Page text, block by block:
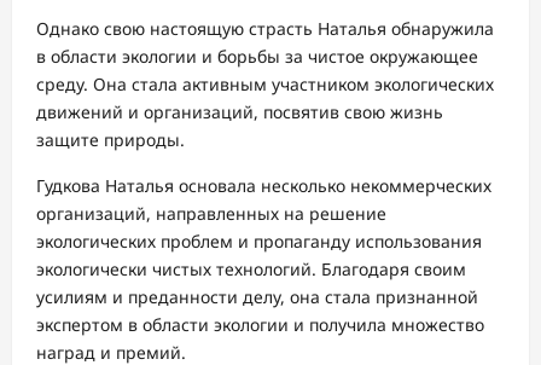
Однако свою настоящую страсть Наталья обнаружила
в области экологии и борьбы за чистое окружающее
среду. Она стала активным участником экологических
движений и организаций, посвятив свою жизнь
защите природы.
Гудкова Наталья основала несколько некоммерческих
организаций, направленных на решение
экологических проблем и пропаганду использования
экологически чистых технологий. Благодаря своим
усилиям и преданности делу, она стала признанной
экспертом в области экологии и получила множество
наград и премий.